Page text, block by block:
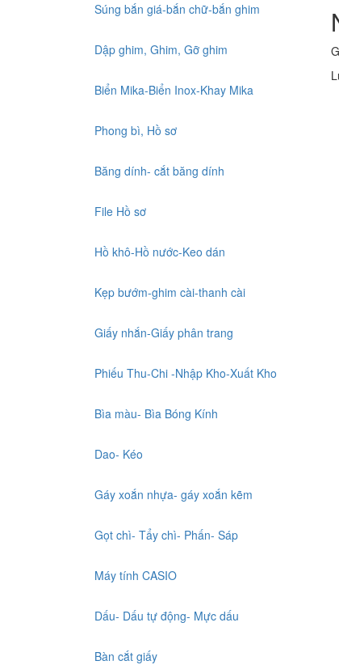
Súng bắn giá-bắn chữ-bắn ghim
Dập ghim, Ghim, Gỡ ghim
Biển Mika-Biển Inox-Khay Mika
Phong bì, Hồ sơ
Băng dính- cắt băng dính
File Hồ sơ
Hồ khô-Hồ nước-Keo dán
Kẹp bướm-ghim cài-thanh cài
Giấy nhắn-Giấy phân trang
Phiếu Thu-Chi -Nhập Kho-Xuất Kho
Bìa màu- Bìa Bóng Kính
Dao- Kéo
Gáy xoắn nhựa- gáy xoắn kẽm
Gọt chì- Tẩy chì- Phấn- Sáp
Máy tính CASIO
Dấu- Dấu tự động- Mực dấu
Bàn cắt giấy